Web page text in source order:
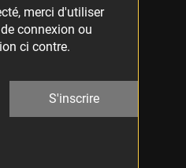
merci d'utiliser
connexion ou
ci contre.
S'inscrire